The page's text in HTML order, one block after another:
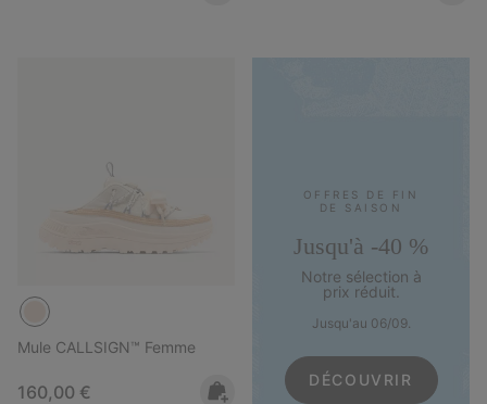
Mule CALLSIGN™ Femme
Regular price:
160,00 €
OFFRES DE FIN
DE SAISON
Jusqu'à -40 %
Notre sélection à
prix réduit.
Jusqu'au 06/09.
DÉCOUVRIR